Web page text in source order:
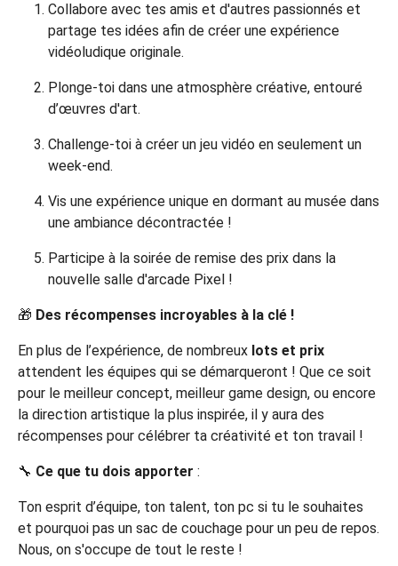
Collabore avec tes amis et d'autres passionnés et
partage tes idées afin de créer une expérience
vidéoludique originale.
Plonge-toi dans une atmosphère créative, entouré
d’œuvres d'art.
Challenge-toi à créer un jeu vidéo en seulement un
week-end.
Vis une expérience unique en dormant au musée dans
une ambiance décontractée !
Participe à la soirée de remise des prix dans la
nouvelle salle d'arcade Pixel !
🎁 Des récompenses incroyables à la clé !
En plus de l’expérience, de nombreux lots et prix
attendent les équipes qui se démarqueront ! Que ce soit
pour le meilleur concept, meilleur game design, ou encore
la direction artistique la plus inspirée, il y aura des
récompenses pour célébrer ta créativité et ton travail !
🔧 Ce que tu dois apporter :
Ton esprit d’équipe, ton talent, ton pc si tu le souhaites
et pourquoi pas un sac de couchage pour un peu de repos.
Nous, on s'occupe de tout le reste !